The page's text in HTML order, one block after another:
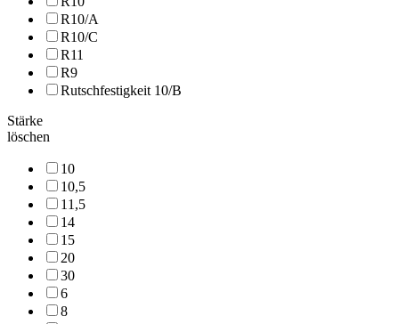
R10/A
R10/C
R11
R9
Rutschfestigkeit 10/B
Stärke
löschen
10
10,5
11,5
14
15
20
30
6
8